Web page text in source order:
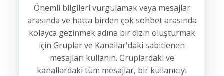
Önemli bilgileri vurgulamak veya mesajlar
arasında ve hatta birden çok sohbet arasında
kolayca gezinmek adına bir dizin oluşturmak
için Gruplar ve Kanallar'daki sabitlenen
mesajları kullanın. Gruplardaki ve
kanallardaki tüm mesajlar, bir kullanıcıyı